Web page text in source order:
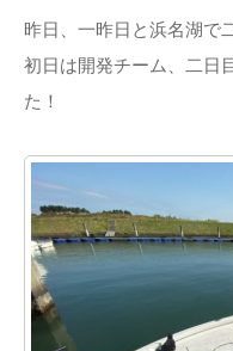
昨日、一昨日と浜名湖で
初日は開発チーム、二日
た！
YouTube｜Kuro